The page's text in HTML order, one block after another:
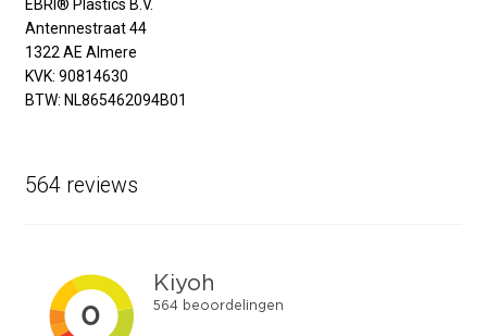
EBRI® Plastics B.V.
Antennestraat 44
1322 AE Almere
KVK: 90814630
BTW: NL865462094B01
564 reviews